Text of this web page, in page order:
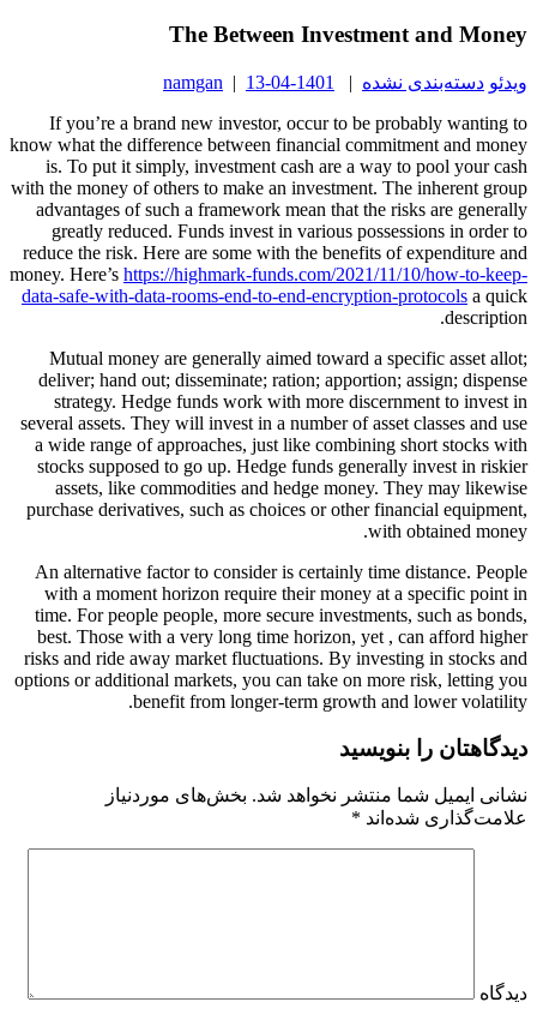
The Between Investment and Money
ویدئو دسته‌بندی نشده |
1401-04-13
|
namgan
If you’re a brand new investor, occur to be probably wanting to
know what the difference between financial commitment and money
is. To put it simply, investment cash are a way to pool your cash
with the money of others to make an investment. The inherent group
advantages of such a framework mean that the risks are generally
greatly reduced. Funds invest in various possessions in order to
reduce the risk. Here are some with the benefits of expenditure and
money. Here’s https://highmark-funds.com/2021/11/10/how-to-keep-
data-safe-with-data-rooms-end-to-end-encryption-protocols a quick
description.
Mutual money are generally aimed toward a specific asset allot;
deliver; hand out; disseminate; ration; apportion; assign; dispense
strategy. Hedge funds work with more discernment to invest in
several assets. They will invest in a number of asset classes and use
a wide range of approaches, just like combining short stocks with
stocks supposed to go up. Hedge funds generally invest in riskier
assets, like commodities and hedge money. They may likewise
purchase derivatives, such as choices or other financial equipment,
with obtained money.
An alternative factor to consider is certainly time distance. People
with a moment horizon require their money at a specific point in
time. For people people, more secure investments, such as bonds,
best. Those with a very long time horizon, yet , can afford higher
risks and ride away market fluctuations. By investing in stocks and
options or additional markets, you can take on more risk, letting you
benefit from longer-term growth and lower volatility.
دیدگاهتان را بنویسید
نشانی ایمیل شما منتشر نخواهد شد. بخش‌های موردنیاز
علامت‌گذاری شده‌اند *
دیدگاه